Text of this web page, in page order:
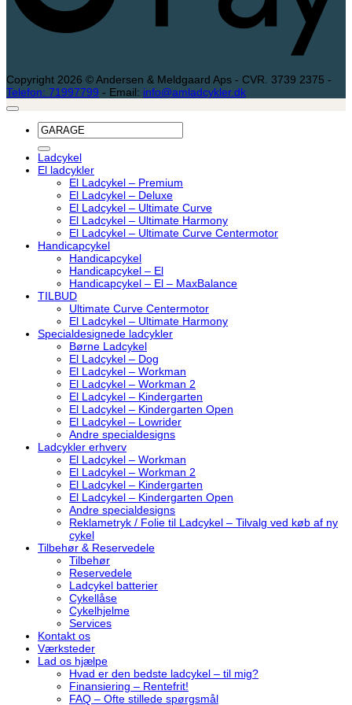
Copyright 2026 © Andersen & Meldgaard Aps - CVR. 3739 2375 -
Telefon: 71997799 - Email: info@amladcykler.dk
Søg
efter:
Ladcykel
El ladcykler
El Ladcykel – Premium
El Ladcykel – Deluxe
El Ladcykel – Ultimate Curve
El Ladcykel – Ultimate Harmony
El Ladcykel – Ultimate Curve Centermotor
Handicapcykel
Handicapcykel
Handicapcykel – El
Handicapcykel – El – MaxBalance
TILBUD
Ultimate Curve Centermotor
El Ladcykel – Ultimate Harmony
Specialdesignede ladcykler
Børne Ladcykel
El Ladcykel – Dog
El Ladcykel – Workman
El Ladcykel – Workman 2
El Ladcykel – Kindergarten
El Ladcykel – Kindergarten Open
El Ladcykel – Lowrider
Andre specialdesigns
Ladcykler erhverv
El Ladcykel – Workman
El Ladcykel – Workman 2
El Ladcykel – Kindergarten
El Ladcykel – Kindergarten Open
Andre specialdesigns
Reklametryk / Folie til Ladcykel – Tilvalg ved køb af ny
cykel
Tilbehør & Reservedele
Tilbehør
Reservedele
Ladcykel batterier
Cykellåse
Cykelhjelme
Services
Kontakt os
Værksteder
Lad os hjælpe
Hvad er den bedste ladcykel – til mig?
Finansiering – Rentefrit!
FAQ – Ofte stillede spørgsmål